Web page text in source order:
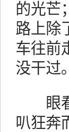
的光芒
路上除
车往前
没干过。
眼看
叭狂奔